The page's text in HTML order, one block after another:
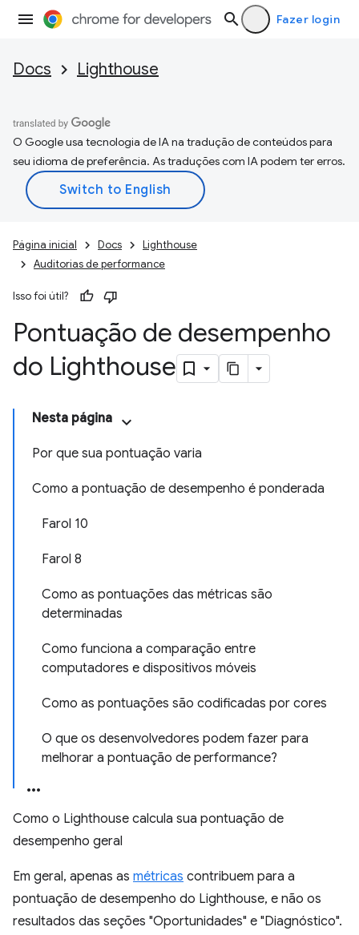
Fazer login
Docs Lighthouse
O Google usa tecnologia de IA na tradução de conteúdos para
seu idioma de preferência. As traduções com IA podem ter erros.
Página inicial Docs
Lighthouse
Auditorias de performance
Isso foi útil?
Pontuação de desempenho
do Lighthouse
Nesta página
Por que sua pontuação varia
Como a pontuação de desempenho é ponderada
Farol 10
Farol 8
Como as pontuações das métricas são
determinadas
Como funciona a comparação entre
computadores e dispositivos móveis
Como as pontuações são codificadas por cores
O que os desenvolvedores podem fazer para
melhorar a pontuação de performance?
Como o Lighthouse calcula sua pontuação de
desempenho geral
Em geral, apenas as métricas contribuem para a
pontuação de desempenho do Lighthouse, e não os
resultados das seções "Oportunidades" e "Diagnóstico".